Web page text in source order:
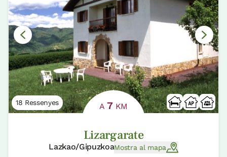
18 Ressenyes A7 KM
Lizargarate
Lazkao/GipuzkoaMostra al mapa